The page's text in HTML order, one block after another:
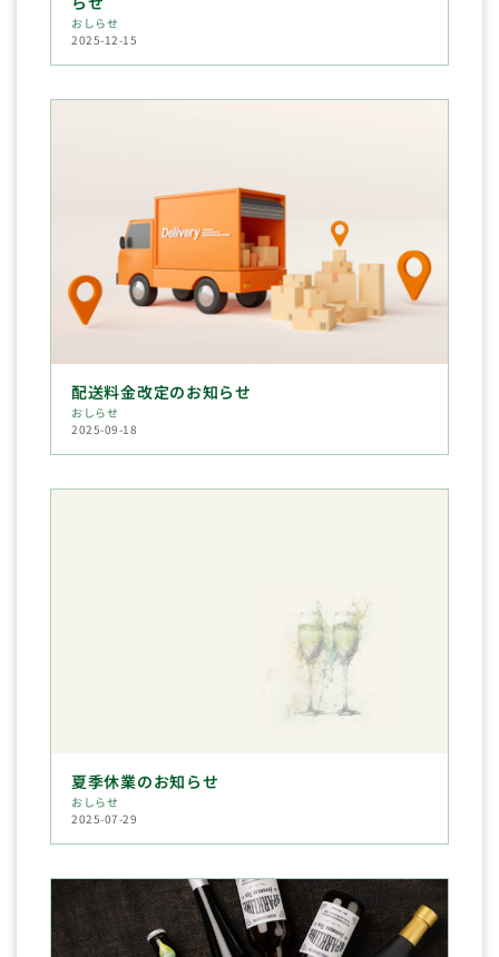
おしらせ
2025-12-15
配送料金改定のお知らせ
おしらせ
2025-09-18
夏季休業のお知らせ
おしらせ
2025-07-29